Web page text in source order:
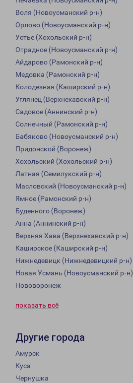
Воля (Новоусманский р-н)
Орлово (Новоусманский р-н)
Устье (Хохольский р-н)
Отрадное (Новоусманский р-н)
Айдарово (Рамонский р-н)
Медовка (Рамонский р-н)
Колодезная (Каширский р-н)
Углянец (Верхнехавский р-н)
Садовое (Аннинский р-н)
Солнечный (Рамонский р-н)
Бабяково (Новоусманский р-н)
Придонской (Воронеж)
Хохольский (Хохольский р-н)
Латная (Семилукский р-н)
Масловский (Новоусманский р-н)
Ямное (Рамонский р-н)
Буденного (Воронеж)
Анна (Аннинский р-н)
Верхняя Хава (Верхнехавский р-н)
Каширское (Каширский р-н)
Нижнедевицк (Нижнедевицкий р-н)
Новая Усмань (Новоусманский р-н)
Нововоронеж
показать всё
Другие города
Амурск
Куса
Чернушка